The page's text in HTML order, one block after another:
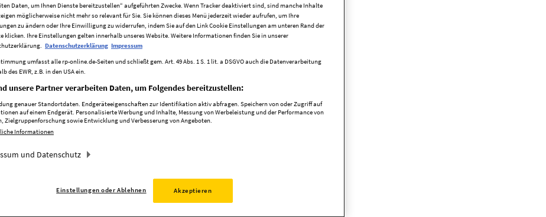
Ursächlich seien die seit Jahren niedrigen Bauzinsen und die
urteilen die Ratinger Experten. Es ist eine Bilanz mit vielen Zahlen
veröffentlichen alljährlich im Frühjahr ihre...
zeigt: Wohnen wird immer teurer. In Duisburg
Nord-Süd-Gefälle sichtbar. Verträge aus Huckingen haben
Daten, um Ihnen Dienste bereitzustellen“ aufgeführten Zwecke. Wenn Tracker deaktiviert sind, sind manche Inhalte
möglicherweise nicht mehr so relevant für Sie. Sie können dieses Menü jederzeit wieder aufrufen, um Ihre
zu ändern oder Ihre Einwilligung zu widerrufen, indem Sie auf den Link Cookie Einstellungen am unteren Rand der
klicken. Ihre Einstellungen gelten innerhalb unseres Website. Weitere Informationen finden Sie in unserer
Datenschutzerklärung Impressum
umfasst alle rp-online.de-Seiten und schließt gem. Art. 49 Abs. 1 S. 1 lit. a DSGVO auch die Datenverarbeitung
des EWR, z.B. in den USA ein.
unsere Partner verarbeiten Daten, um Folgendes bereitzustellen:
genauer Standortdaten. Endgeräteeigenschaften zur Identifikation aktiv abfragen. Speichern von oder Zugriff auf
auf einem Endgerät. Personalisierte Werbung und Inhalte, Messung von Werbeleistung und der Performance von
Zielgruppenforschung sowie Entwicklung und Verbesserung von Angeboten.
Informationen
und Datenschutz
Einstellungen oder Ablehnen Akzeptieren